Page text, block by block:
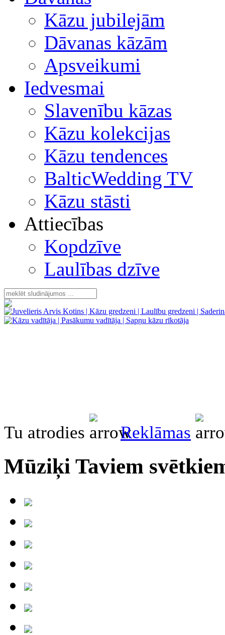
Kāzu jubilejām
Dāvanas kāzām
Apsveikumi
Iedvesmai
Slavenību kāzas
Kāzu kolekcijas
Kāzu tendences
BalticWedding TV
Kāzu stāsti
Attiecības
Kopdzīve
Laulības dzīve
Tu atrodies Reklāmas
Mūziķi Taviem